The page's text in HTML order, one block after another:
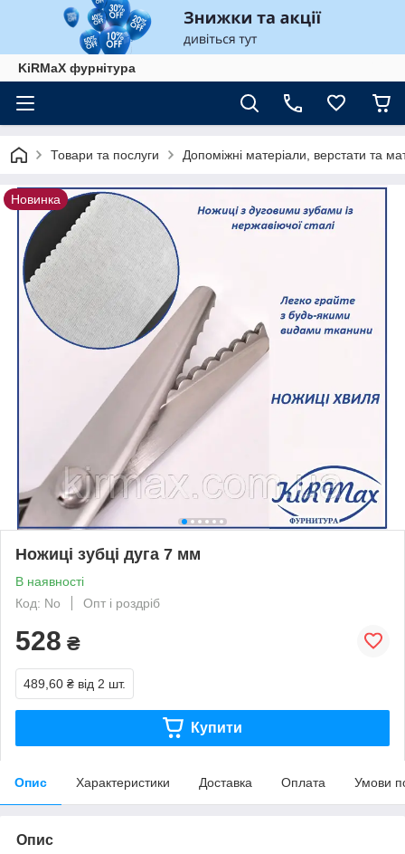
KiRMaХ фурнітура
Товари та послуги Допоміжні матеріали, верстати та
Новинка
Ножиці зубці дуга 7 мм
В наявності
Код: No
Опт і роздріб
528 ₴
489,60 ₴ від 2 шт.
Купити
Опис Характеристики Доставка Оплата Умови
Опис